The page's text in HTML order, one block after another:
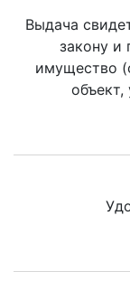
Выдача
закону и
имущество
объект,